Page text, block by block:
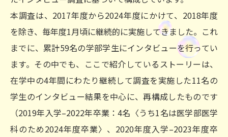
本調査は、2017年度から2024年度にかけて、2018年度
を除き、毎年度1月頃に継続的に実施してきました。これ
までに、累計59名の学部学生にインタビューを行ってい
ます。その中でも、ここで紹介しているストーリーは、
在学中の4年間にわたり継続して調査を実施した11名の
学生のインタビュー結果を中心に、再構成したものです
（2019年入学–2022年卒業：4名〈うち1名は医学部医学
科のため2024年度卒業〉、2020年度入学–2023年度卒